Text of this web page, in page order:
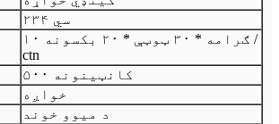
سي ۲۳۴
۱۰ ګرامه * ۳۰ ټوټې * ۲۰ بکسونه /
ctn
۵۰۰ کانټینونه
خواږه
د میوو خوند